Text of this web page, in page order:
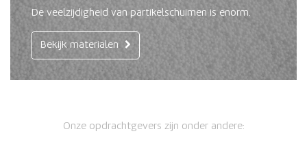
De veelzijdigheid van partikelschuimen is enorm.
Bekijk materialen
Onze opdrachtgevers zijn onder andere: